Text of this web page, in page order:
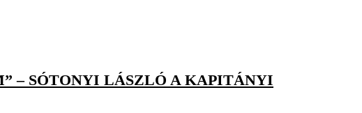
– SÓTONYI LÁSZLÓ A KAPITÁNYI